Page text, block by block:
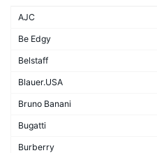
AJC
Be Edgy
Belstaff
Blauer.USA
Bruno Banani
Bugatti
Burberry